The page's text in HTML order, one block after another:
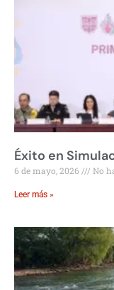
Éxito en
6 de mayo, 2026 No
Leer más »